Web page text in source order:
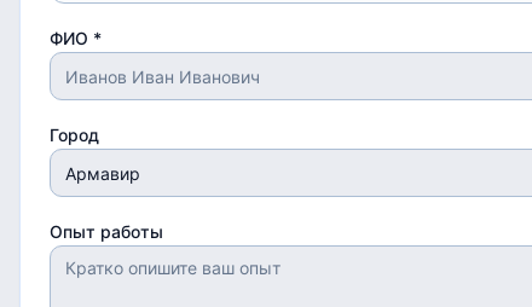
ФИО *
Город
Опыт работы